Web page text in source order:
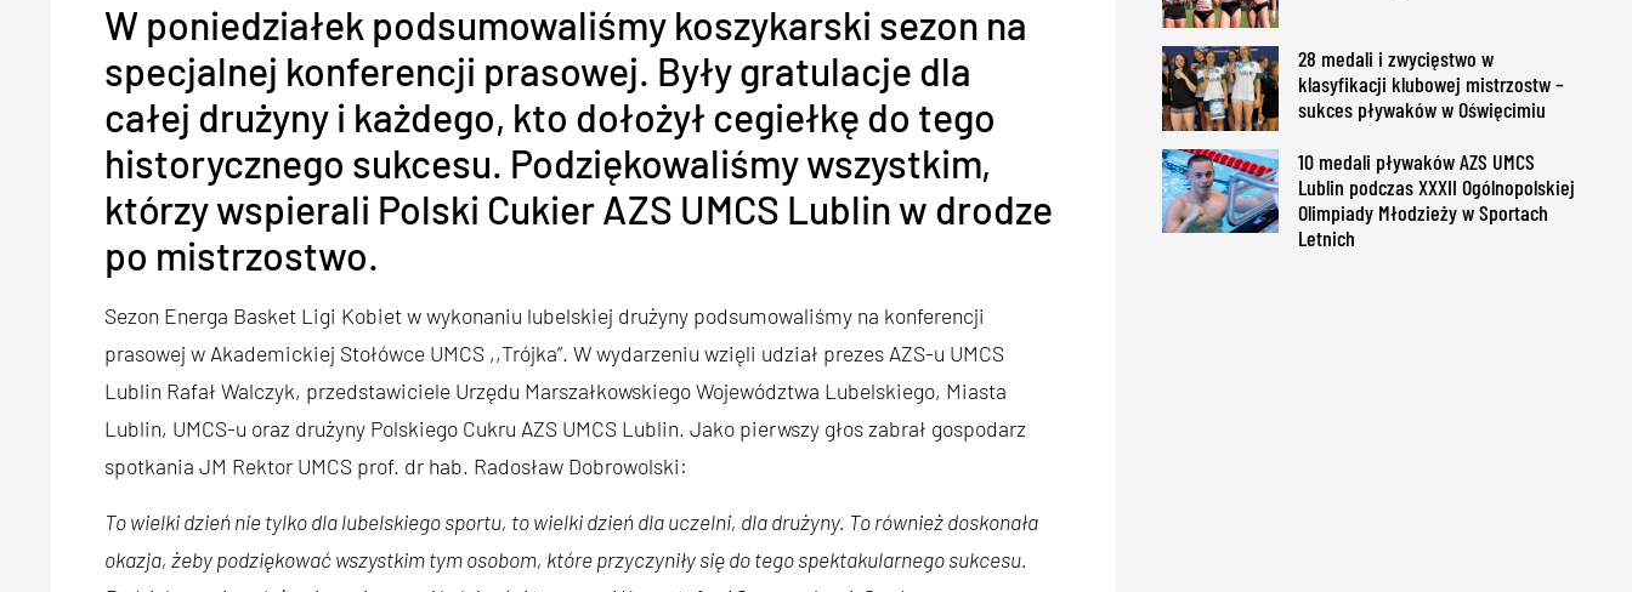
W poniedziałek podsumowaliśmy koszykarski sezon na
specjalnej konferencji prasowej. Były gratulacje dla
całej drużyny i każdego, kto dołożył cegiełkę do tego
historycznego sukcesu. Podziękowaliśmy wszystkim,
którzy wspierali Polski Cukier AZS UMCS Lublin w drodze
po mistrzostwo.
Sezon Energa Basket Ligi Kobiet w wykonaniu lubelskiej drużyny podsumowaliśmy na konferencji
prasowej w Akademickiej Stołówce UMCS ,,Trójka”. W wydarzeniu wzięli udział prezes AZS-u UMCS
Lublin Rafał Walczyk, przedstawiciele Urzędu Marszałkowskiego Województwa Lubelskiego, Miasta
Lublin, UMCS-u oraz drużyny Polskiego Cukru AZS UMCS Lublin. Jako pierwszy głos zabrał gospodarz
spotkania JM Rektor UMCS prof. dr hab. Radosław Dobrowolski:
To wielki dzień nie tylko dla lubelskiego sportu, to wielki dzień dla uczelni, dla drużyny. To również doskonała
okazja, żeby podziękować wszystkim tym osobom, które przyczyniły się do tego spektakularnego sukcesu.
28 medali i zwycięstwo w
klasyfikacji klubowej mistrzostw –
sukces pływaków w Oświęcimiu
10 medali pływaków AZS UMCS
Lublin podczas XXXII Ogólnopolskiej
Olimpiady Młodzieży w Sportach
Letnich